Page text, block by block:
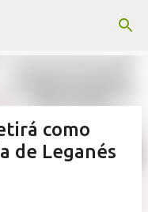
como
de Leganés